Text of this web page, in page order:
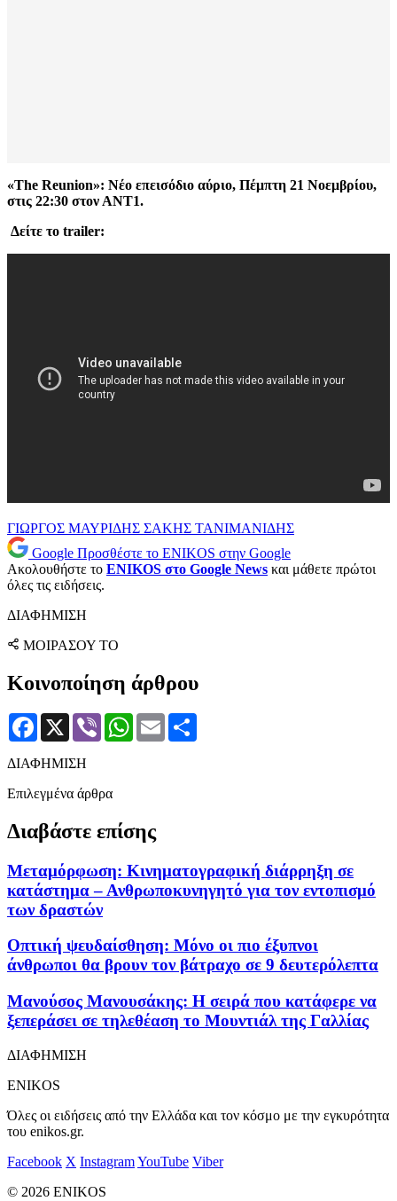
«The Reunion»: Νέο επεισόδιο αύριο, Πέμπτη 21 Νοεμβρίου,
στις 22:30 στον ΑΝΤ1.
Δείτε το trailer:
ΓΙΩΡΓΟΣ ΜΑΥΡΙΔΗΣ ΣΑΚΗΣ ΤΑΝΙΜΑΝΙΔΗΣ
Google Προσθέστε το ENIKOS στην Google
Ακολουθήστε το ENIKOS στο Google News και μάθετε πρώτοι
όλες τις ειδήσεις.
ΔΙΑΦΗΜΙΣΗ
ΜΟΙΡΑΣΟΥ ΤΟ
Κοινοποίηση άρθρου
Facebook
X Viber WhatsApp
Email
ΔΙΑΦΗΜΙΣΗ
Επιλεγμένα άρθρα
Διαβάστε επίσης
Μεταμόρφωση: Κινηματογραφική διάρρηξη σε
κατάστημα – Ανθρωποκυνηγητό για τον εντοπισμό
των δραστών
Οπτική ψευδαίσθηση: Μόνο οι πιο έξυπνοι
άνθρωποι θα βρουν τον βάτραχο σε 9 δευτερόλεπτα
Μανούσος Μανουσάκης: Η σειρά που κατάφερε να
ξεπεράσει σε τηλεθέαση το Μουντιάλ της Γαλλίας
ΔΙΑΦΗΜΙΣΗ
ENIKOS
Όλες οι ειδήσεις από την Ελλάδα και τον κόσμο με την εγκυρότητα
του enikos.gr.
Facebook X InstagramYouTube Viber
© 2026 ENIKOS